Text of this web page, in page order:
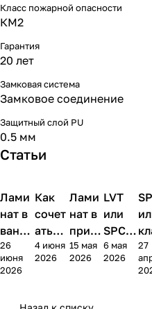
Класс пожарной опасности
КМ2
Гарантия
20 лет
Замковая система
Замковое соединение
Защитный слой PU
0.5 мм
Статьи
Напольные
покрытия
Лами
нат в
ванно
й:
можн
26
июня
2026
Напольные
покрытия
Как
сочет
ать
лами
нат и
4 июня
2026
Напольные
покрытия
Лами
нат в
прихо
жей и
корид
15 мая
2026
LVT
или
SPC:
чем
отлич
6 мая
2026
ий
27